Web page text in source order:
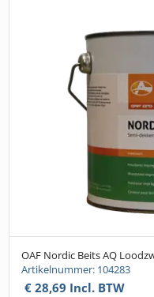
OAF Nordic Beits AQ
Artikelnummer: 104283
€ 28,69 Incl. BTW